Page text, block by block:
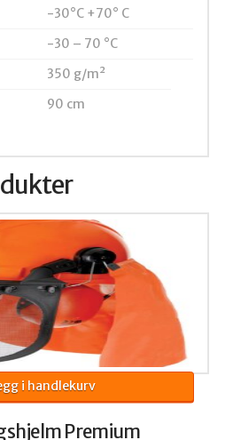
-30°C +70° C
-30 – 70 °C
350 g/m²
90 cm
Premium
i handlekurv